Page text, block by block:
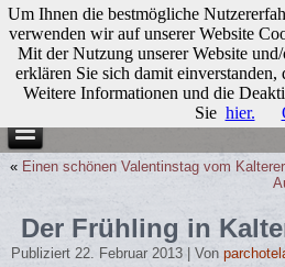
« Einen schönen Valentinstag vom
Der Frühling in
Publiziert 22. Februar 2013 |Von
Um Ihnen die bestmögliche
verwenden wir auf unserer Website
Mit der Nutzung unserer Website
erklären Sie sich damit
Weitere Informationen und die
Sie hier.